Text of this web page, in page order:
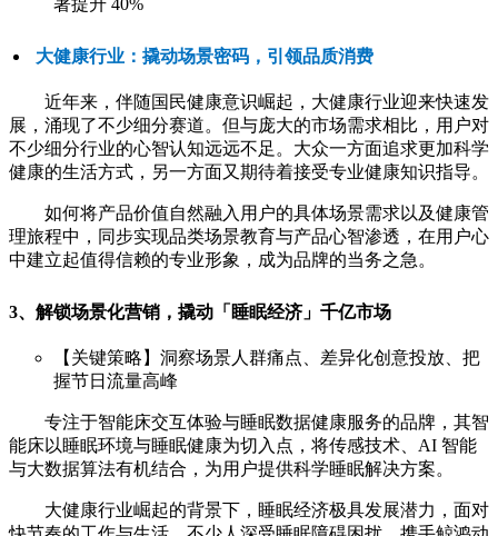
著提升 40%
大健康行业：撬动场景密码，引领品质消费
近年来，伴随国民健康意识崛起，大健康行业迎来快速发
展，涌现了不少细分赛道。但与庞大的市场需求相比，用户对
不少细分行业的心智认知远远不足。大众一方面追求更加科学
健康的生活方式，另一方面又期待着接受专业健康知识指导。
如何将产品价值自然融入用户的具体场景需求以及健康管
理旅程中，同步实现品类场景教育与产品心智渗透，在用户心
中建立起值得信赖的专业形象，成为品牌的当务之急。
3、解锁场景化营销，撬动「睡眠经济」千亿市场
【关键策略】洞察场景人群痛点、差异化创意投放、把
握节日流量高峰
专注于智能床交互体验与睡眠数据健康服务的品牌，其智
能床以睡眠环境与睡眠健康为切入点，将传感技术、AI 智能
与大数据算法有机结合，为用户提供科学睡眠解决方案。
大健康行业崛起的背景下，睡眠经济极具发展潜力，面对